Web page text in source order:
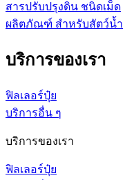
สารปรับปรุงดิน ชนิดเม็ด
ผลิตภัณฑ์ สำหรับสัตว์น้ำ
บริการของเรา
ฟิลเลอร์ปุ๋ย
บริการอื่น ๆ
บริการของเรา
ฟิลเลอร์ปุ๋ย